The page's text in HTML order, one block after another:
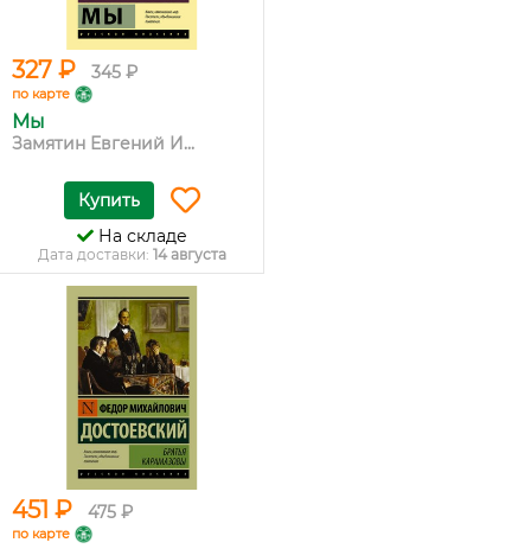
327 ₽ 345 ₽
по карте
Мы
Замятин Евгений И...
Купить
На складе
Дата доставки: 14 августа
451 ₽ 475 ₽
по карте